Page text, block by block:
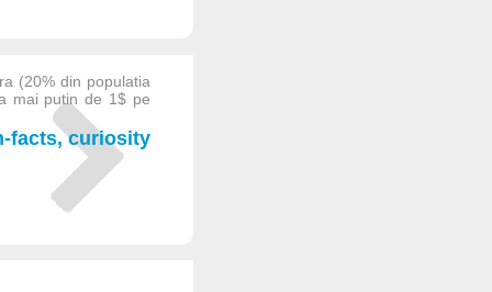
(20% din populatia
mai putin de 1$ pe
facts, curiosity